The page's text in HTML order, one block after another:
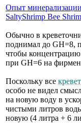
Опыт
SaltyShrimp Bee
Обычно в
поднимал до GH=8,
чтобы
при GH=6 на
Поскольку все
особо не видел
на новую воду в
чистыми литров
новую (4 литра + 6